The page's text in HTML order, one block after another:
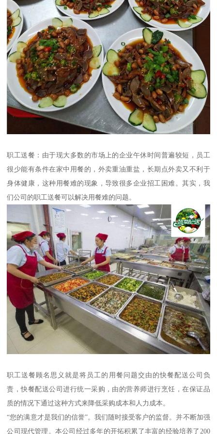
职工送餐：由于现大多数的市场上的企业午休时间普遍较短，员工
很少能有条件在家中用餐的，外卖重油重盐，长期点外卖又不利于
身体健康，这种用餐难的现象，导致很多企业招工困难。其实，我
们公司的职工送餐可以解决用餐难的问题。
职工送餐顾名思义就是将员工的用餐问题交由的快餐配送公司负
责，快餐配送公司进行统一采购，由的营养师进行烹饪，在保证品
质的情况下通过这种方式来降低采购成本和人力成本。
“您的满意才是我们的信誉”。我们随时接受客户的监督。并不断加强
公司现代管理。本公司经过多年的开拓积累了丰富的经验培养了200